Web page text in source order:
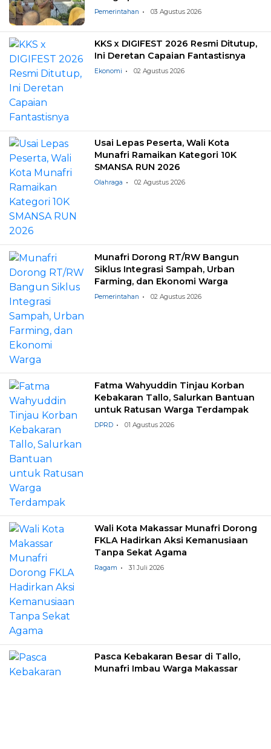
Pemilahan Sampah
Pemerintahan 03 Agustus 2026
KKS x DIGIFEST 2026 Resmi Ditutup,
Ini Deretan Capaian Fantastisnya
Ekonomi 02 Agustus 2026
Usai Lepas Peserta, Wali Kota
Munafri Ramaikan Kategori 10K
SMANSA RUN 2026
Olahraga 02 Agustus 2026
Munafri Dorong RT/RW Bangun
Siklus Integrasi Sampah, Urban
Farming, dan Ekonomi Warga
Pemerintahan 02 Agustus 2026
Fatma Wahyuddin Tinjau Korban
Kebakaran Tallo, Salurkan Bantuan
untuk Ratusan Warga Terdampak
DPRD 01 Agustus 2026
Wali Kota Makassar Munafri Dorong
FKLA Hadirkan Aksi Kemanusiaan
Tanpa Sekat Agama
Ragam 31 Juli 2026
Pasca Kebakaran Besar di Tallo,
Munafri Imbau Warga Makassar